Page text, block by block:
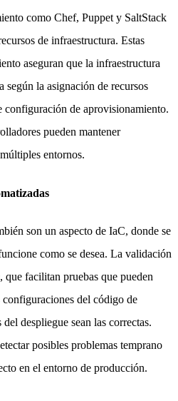
como Chef, Puppet y SaltStack
de infraestructura. Estas
aseguran que la infraestructura
la asignación de recursos
configuración de aprovisionamiento.
pueden mantener
entornos.
son un aspecto de IaC, donde se
como se desea. La validación
facilitan pruebas que pueden
configuraciones del código de
despliegue sean las correctas.
posibles problemas temprano
en el entorno de producción.